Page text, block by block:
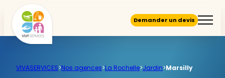
Demander un devis
VIVASERVICES>Nos agences>La Rochelle>Jardin>Marsilly